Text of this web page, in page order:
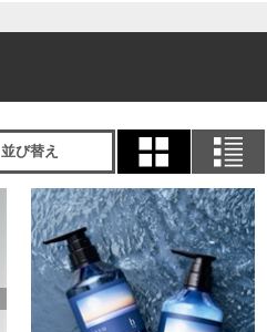
並び替え